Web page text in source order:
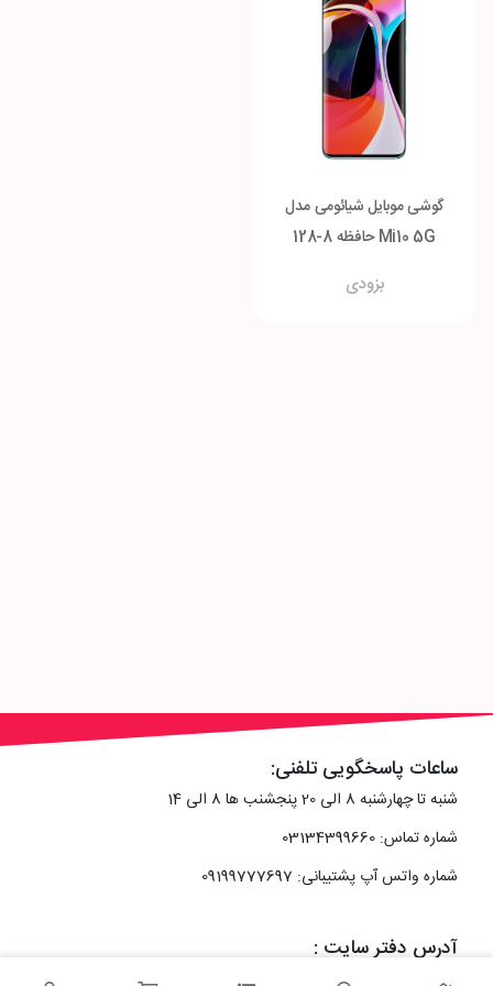
گوشی موبایل شیائومی مدل
Mi10 5G حافظه 8-128
بزودی
ساعات پاسخگویی تلفنی:
شنبه تا چهارشنبه 8 الی 20 پنجشنب ها 8 الی 14
شماره تماس: 03134399660
شماره واتس آپ پشتیبانی: 09199777697
آدرس دفتر سایت :
اصفهان، خیابان رزمندگان، کوچه شماره سه فرعی 2 پلاک 10